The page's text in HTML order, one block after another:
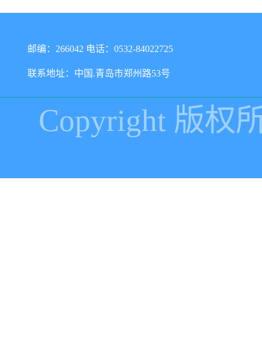
邮编：266042 电话：0532-84022725
联系地址：中国.青岛市郑州路53号
Copyright 版权